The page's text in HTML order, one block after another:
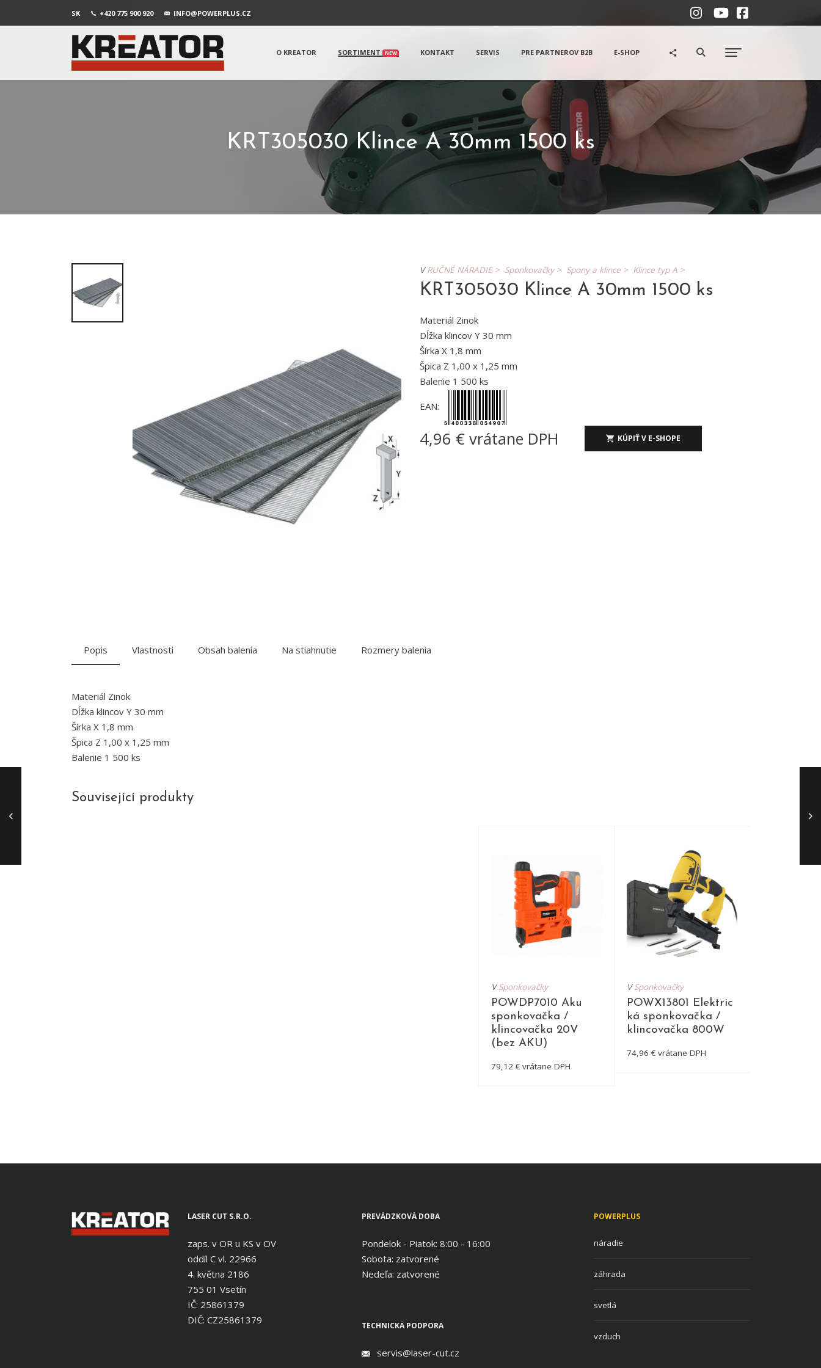
SK +420 775 900 920 INFO@POWERPLUS.CZ
O KREATOR SORTIMENT NEW KONTAKT SERVIS PRE PARTNEROV B2B E-SHOP
KRT305030 Klince A 30mm 1500 ks
VRUČNÉ NÁRADIE > Sponkovačky > Spony a klince > Klince typ A >
KRT305030 Klince A 30mm 1500 ks
Materiál Zinok
Dĺžka klincov Y 30 mm
Šírka X 1,8 mm
Špica Z 1,00 x 1,25 mm
Balenie 1 500 ks
EAN:
4,96 € vrátane DPH KÚPIŤ V E-SHOPE
Popis Vlastnosti Obsah balenia Na stiahnutie Rozmery balenia
Materiál Zinok
Dĺžka klincov Y 30 mm
Šírka X 1,8 mm
Špica Z 1,00 x 1,25 mm
Balenie 1 500 ks
Související produkty
VSponkovačky
POWDP7010 Aku
sponkovačka /
klincovačka 20V
(bez AKU)
79,12 € vrátane DPH
VSponkovačky
POWX13801 Elektric
ká sponkovačka /
klincovačka 800W
74,96 € vrátane DPH
LASER CUT S.R.O.
zaps. v OR u KS v OV
oddíl C vl. 22966
4. května 2186
755 01 Vsetín
IČ: 25861379
DIČ: CZ25861379
PREVÁDZKOVÁ DOBA
Pondelok - Piatok: 8:00 - 16:00
Sobota: zatvorené
Nedeľa: zatvorené
TECHNICKÁ PODPORA
servis@laser-cut.cz
POWERPLUS
náradie
záhrada
svetlá
vzduch